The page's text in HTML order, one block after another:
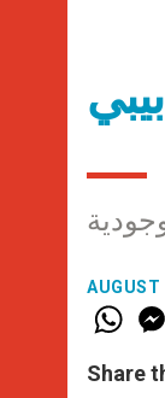
W
h
t
s
Share